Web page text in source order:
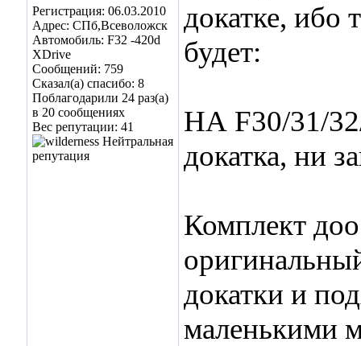
Регистрация: 06.03.2010
Адрес: СПб,Всеволожск
Автомобиль: F32 -420d
XDrive
Сообщений: 759
Сказал(а) спасибо: 8
Поблагодарили 24 раз(а)
в 20 сообщениях
Вес репутации: 41
докатке, ибо
будет:
НА F30/31/
докатка, ни
Комплект
докатки и
маленькими